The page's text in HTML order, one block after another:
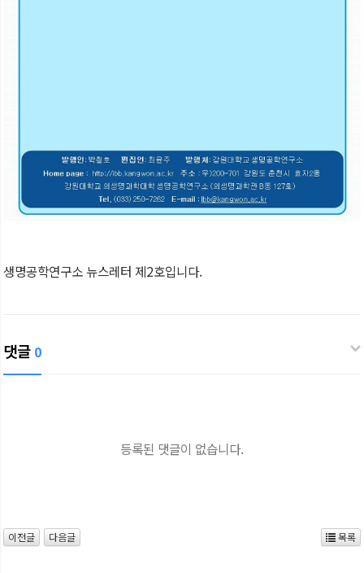
생명공학연구소 뉴스레터 제2호입니다.
댓글 0
등록된 댓글이 없습니다.
이전글 다음글 목록